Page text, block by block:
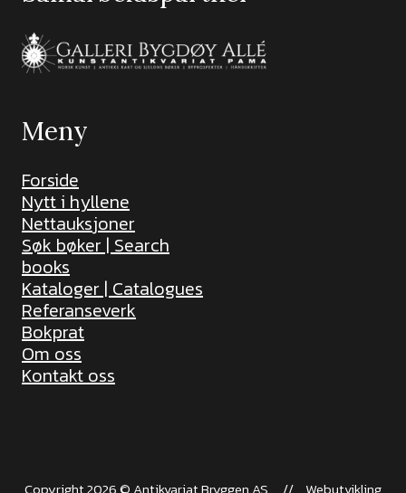
Meny
Forside
Nytt i hyllene
Nettauksjoner
Søk bøker | Search
books
Kataloger | Catalogues
Referanseverk
Bokprat
Om oss
Kontakt oss